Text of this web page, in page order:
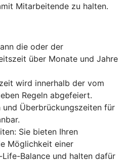
Mitarbeitende zu halten.
die oder der
über Monate und Jahre
wird innerhalb der vom
Regeln abgefeiert.
und Überbrückungszeiten für
Sie bieten Ihren
Möglichkeit einer
Balance und halten dafür